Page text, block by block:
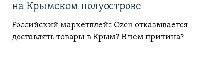
на Крымском полуострове
Российский маркетплейс Ozon отказывается
доставлять товары в Крым? В чем причина?